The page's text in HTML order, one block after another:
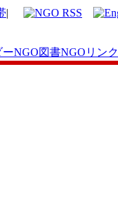
|
ーNGO図書NGOリンク